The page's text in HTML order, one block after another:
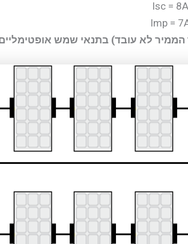
Isc = 8A
Imp =
לא עובד) בתנאי שמש